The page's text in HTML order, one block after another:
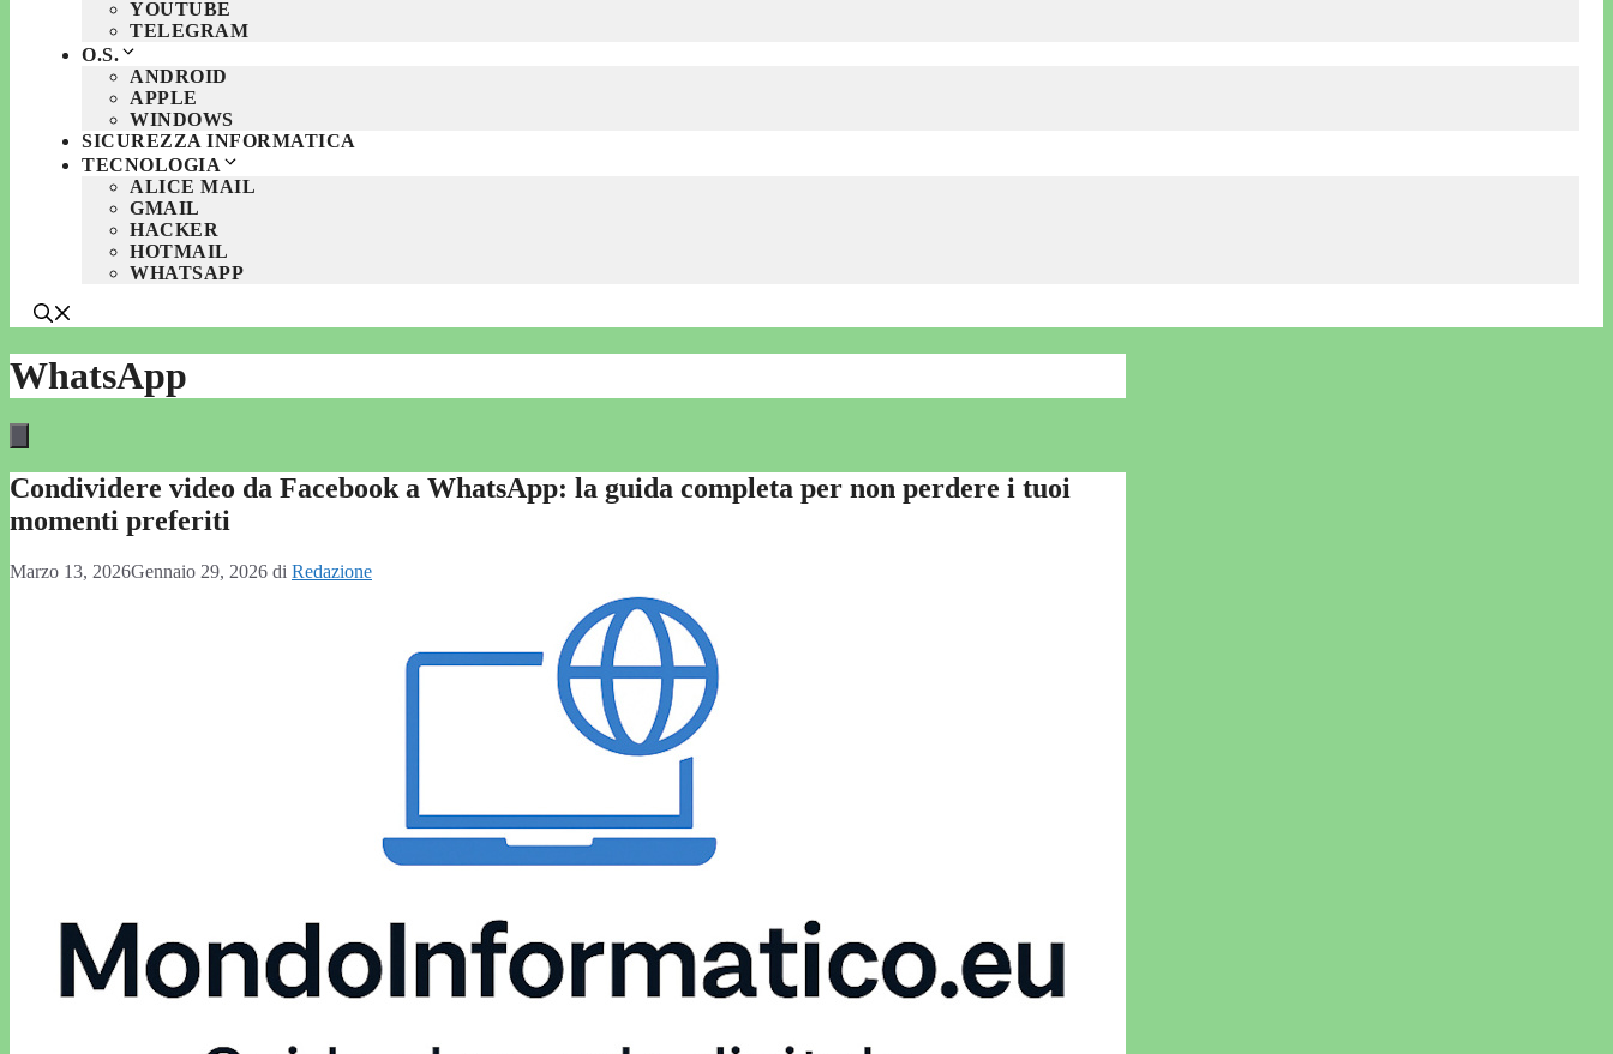
YOUTUBE
TELEGRAM
O.S.
ANDROID
APPLE
WINDOWS
SICUREZZA INFORMATICA
TECNOLOGIA
ALICE MAIL
GMAIL
HACKER
HOTMAIL
WHATSAPP
WhatsApp
Condividere video da Facebook a WhatsApp: la guida completa per non perdere i tuoi
momenti preferiti
Marzo 13, 2026Gennaio 29, 2026 di Redazione